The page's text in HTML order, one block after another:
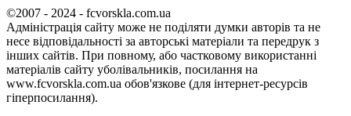
©2007 - 2024 - fcvorskla.com.ua
Адміністрація сайту може не поділяти думки авторів та не
несе відповідальності за авторські матеріали та передрук з
інших сайтів. При повному, або частковому використанні
матеріалів сайту уболівальників, посилання на
www.fcvorskla.com.ua обов'язкове (для інтернет-ресурсів
гіперпосилання).